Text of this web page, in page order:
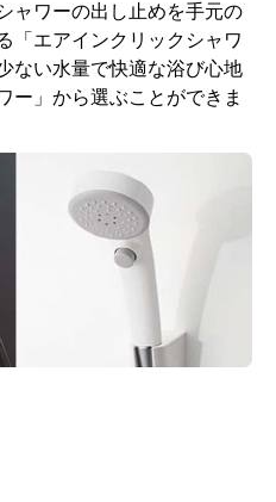
ャワーの出し止めを手元の
「エアインクリックシャワ
ない水量で快適な浴び心地
ー」から選ぶことができま